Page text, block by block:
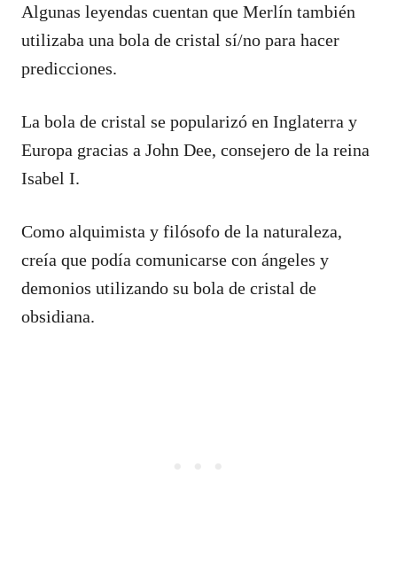
Algunas leyendas cuentan que Merlín también
utilizaba una bola de cristal sí/no para hacer
predicciones.
La bola de cristal se popularizó en Inglaterra y
Europa gracias a John Dee, consejero de la reina
Isabel I.
Como alquimista y filósofo de la naturaleza,
creía que podía comunicarse con ángeles y
demonios utilizando su bola de cristal de
obsidiana.